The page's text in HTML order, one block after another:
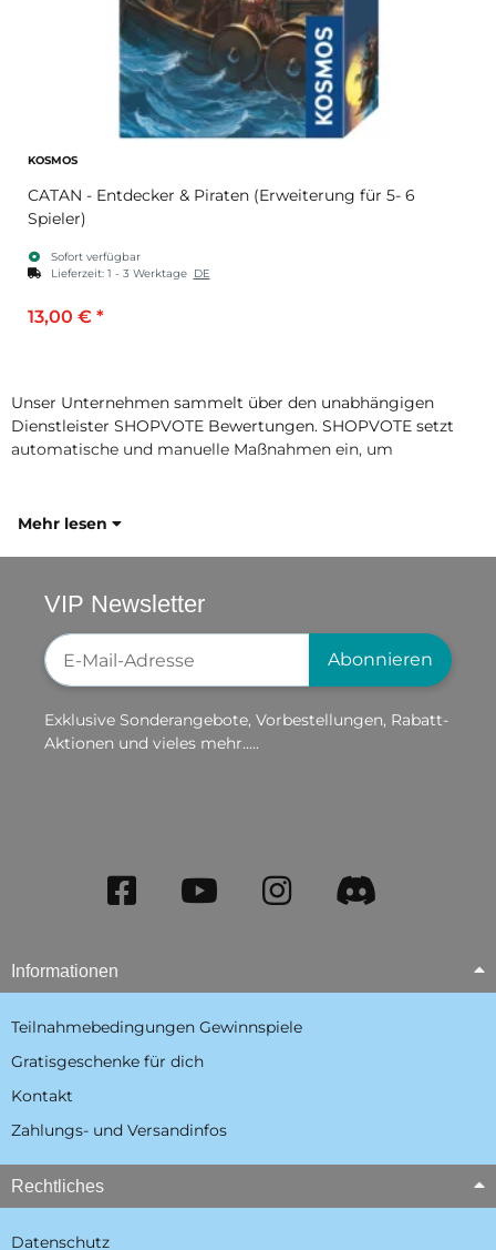
KOSMOS
CATAN - Entdecker & Piraten (Erweiterung für 5- 6
Spieler)
Sofort verfügbar
Lieferzeit: 1 - 3 Werktage DE
13,00 € *
Unser Unternehmen sammelt über den unabhängigen
Dienstleister SHOPVOTE Bewertungen. SHOPVOTE setzt
automatische und manuelle Maßnahmen ein, um
Mehr lesen
VIP Newsletter
Newsletter-Registrierung
Abonnieren
Exklusive Sonderangebote, Vorbestellungen, Rabatt-
Aktionen und vieles mehr.....
Informationen
Teilnahmebedingungen Gewinnspiele
Gratisgeschenke für dich
Kontakt
Zahlungs- und Versandinfos
Rechtliches
Datenschutz